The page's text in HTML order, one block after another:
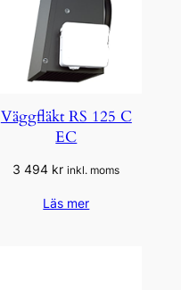
Väggfläkt RS 125 C
EC
3 494 kr inkl. moms
Läs mer